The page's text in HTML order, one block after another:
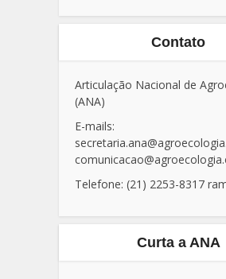
Articulação Nacional de
(ANA)
E-mails:
Telefone: (21) 2253-8317